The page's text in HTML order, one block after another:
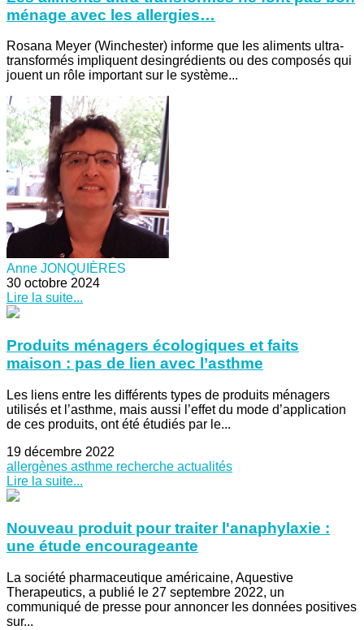
ménage avec les allergies…
Rosana Meyer (Winchester) informe que les aliments ultra-
transformés impliquent desingrédients ou des composés qui
jouent un rôle important sur le système...
Anne JONQUIÈRES
30 octobre 2024
Lire la suite...
Produits ménagers écologiques et faits
maison : pas de lien avec l’asthme
Les liens entre les différents types de produits ménagers
utilisés et l’asthme, mais aussi l’effet du mode d’application
de ces produits, ont été étudiés par le...
19 décembre 2022
allergènes asthme recherche actualités
Lire la suite...
Nouveau produit pour traiter l'anaphylaxie :
une étude encourageante
La société pharmaceutique américaine, Aquestive
Therapeutics, a publié le 27 septembre 2022, un
communiqué de presse pour annoncer les données positives
sur...